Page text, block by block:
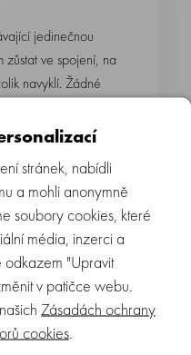
jedinečnou
zůstat ve spojení, na
navyklí. Žádné
abyste našli svůj
žerzeji udrží
nošení a krásně ho
a bez těžkostí s
stránek, nabídli
a mohli anonymně
soubory cookies, které
média, inzerci a
odkazem "Upravit
v patičce webu.
Zásadách ochrany
cookies.